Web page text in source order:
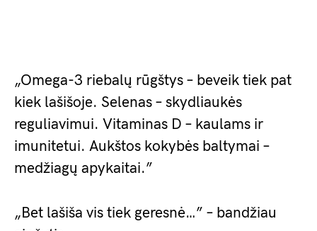
„Omega-3 riebalų rūgštys – beveik tiek pat
kiek lašišoje. Selenas – skydliaukės
reguliavimui. Vitaminas D – kaulams ir
imunitetui. Aukštos kokybės baltymai –
medžiagų apykaitai.”
„Bet lašiša vis tiek geresnė…” – bandžiau